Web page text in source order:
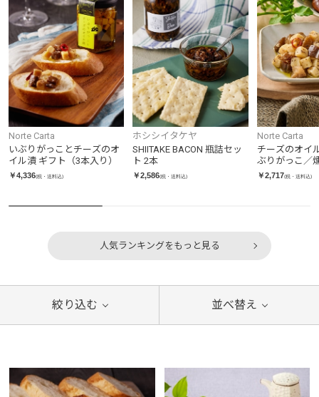
Norte Carta
いぶりがっことチーズのオ
イル漬 ギフト（3本入り）
￥4,336(税・送料込)
ホシシイタケヤ
SHIITAKE BACON 瓶詰セッ
ト 2本
￥2,586(税・送料込)
Norte Carta
チーズのオイ
ぶりがっこ／
ツ）
￥2,717(税・送料込)
人気ランキングをもっと見る
絞り込む 並べ替え